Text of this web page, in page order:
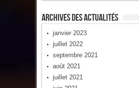
Archives Des Actualités
janvier 2023
juillet 2022
septembre 2021
août 2021
juillet 2021